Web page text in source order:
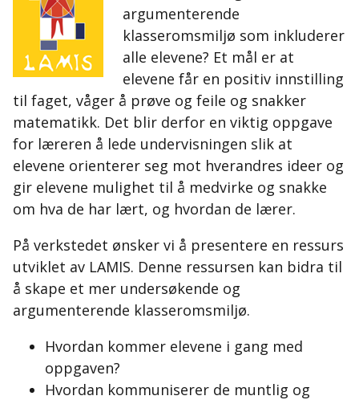
argumenterende
klasseromsmiljø som inkluderer
alle elevene? Et mål er at
elevene får en positiv innstilling
til faget, våger å prøve og feile og snakker
matematikk. Det blir derfor en viktig oppgave
for læreren å lede undervisningen slik at
elevene orienterer seg mot hverandres ideer og
gir elevene mulighet til å medvirke og snakke
om hva de har lært, og hvordan de lærer.
På verkstedet ønsker vi å presentere en ressurs
utviklet av LAMIS. Denne ressursen kan bidra til
å skape et mer undersøkende og
argumenterende klasseromsmiljø.
Hvordan kommer elevene i gang med
oppgaven?
Hvordan kommuniserer de muntlig og